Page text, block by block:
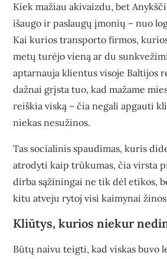
Kiek mažiau akivaizdu, bet
išaugo ir paslaugų įmonių – nuo
Kai kurios transporto firmos,
metų turėjo vieną ar du
aptarnauja klientus visoje Baltijos
dažnai grįsta tuo, kad mažame
reiškia viską – čia negali apgauti
niekas nesužinos.
Tas socialinis spaudimas, kuris
atrodyti kaip trūkumas, čia virsta
dirba sąžiningai ne tik dėl etikos,
kitu atveju rytoj visi kaimynai
Kliūtys, kurios niekur
Būtų naivu teigti, kad viskas buvo